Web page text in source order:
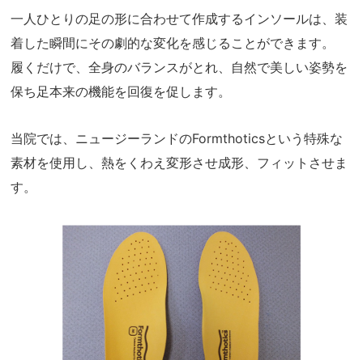
一人ひとりの足の形に合わせて作成するインソールは、装
着した瞬間にその劇的な変化を感じることができます。
履くだけで、全身のバランスがとれ、自然で美しい姿勢を
保ち足本来の機能を回復を促します。
当院では、ニュージーランドのFormthoticsという特殊な
素材を使用し、熱をくわえ変形させ成形、フィットさせま
す。